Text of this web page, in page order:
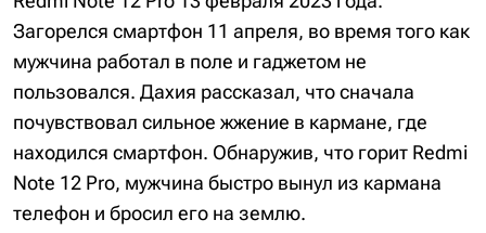
Загорелся смартфон 11 апреля, во время того как
мужчина работал в поле и гаджетом не
пользовался. Дахия рассказал, что сначала
почувствовал сильное жжение в кармане, где
находился смартфон. Обнаружив, что горит Redmi
Note 12 Pro, мужчина быстро вынул из кармана
телефон и бросил его на землю.